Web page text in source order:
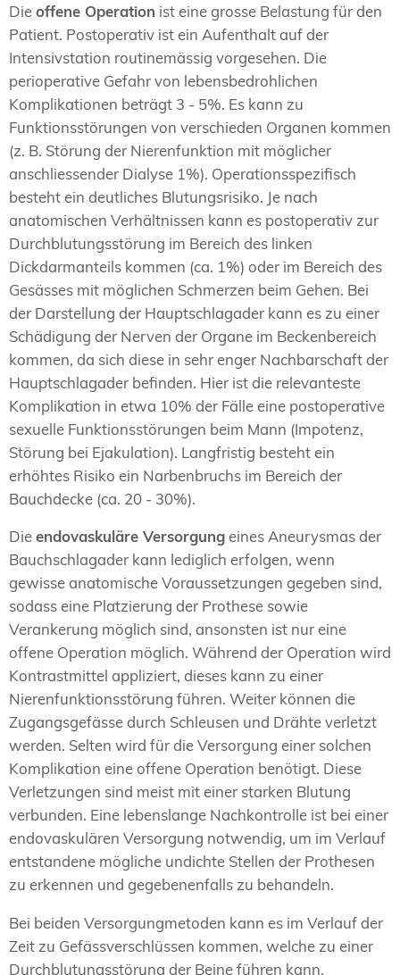
Dieoffene Operation ist eine grosse Belastung für den
Patient. Postoperativ ist ein Aufenthalt auf der
Intensivstation routinemässig vorgesehen. Die
perioperative Gefahr von lebensbedrohlichen
Komplikationen beträgt 3 - 5%. Es kann zu
Funktionsstörungen von verschieden Organen kommen
(z. B. Störung der Nierenfunktion mit möglicher
anschliessender Dialyse 1%). Operationsspezifisch
besteht ein deutliches Blutungsrisiko. Je nach
anatomischen Verhältnissen kann es postoperativ zur
Durchblutungsstörung im Bereich des linken
Dickdarmanteils kommen (ca. 1%) oder im Bereich des
Gesässes mit möglichen Schmerzen beim Gehen. Bei
der Darstellung der Hauptschlagader kann es zu einer
Schädigung der Nerven der Organe im Beckenbereich
kommen, da sich diese in sehr enger Nachbarschaft der
Hauptschlagader befinden. Hier ist die relevanteste
Komplikation in etwa 10% der Fälle eine postoperative
sexuelle Funktionsstörungen beim Mann (Impotenz,
Störung bei Ejakulation). Langfristig besteht ein
erhöhtes Risiko ein Narbenbruchs im Bereich der
Bauchdecke (ca. 20 - 30%).
Dieendovaskuläre Versorgungeines Aneurysmas der
Bauchschlagader kann lediglich erfolgen, wenn
gewisse anatomische Voraussetzungen gegeben sind,
sodass eine Platzierung der Prothese sowie
Verankerung möglich sind, ansonsten ist nur eine
offene Operation möglich. Während der Operation wird
Kontrastmittel appliziert, dieses kann zu einer
Nierenfunktionsstörung führen. Weiter können die
Zugangsgefässe durch Schleusen und Drähte verletzt
werden. Selten wird für die Versorgung einer solchen
Komplikation eine offene Operation benötigt. Diese
Verletzungen sind meist mit einer starken Blutung
verbunden. Eine lebenslange Nachkontrolle ist bei einer
endovaskulären Versorgung notwendig, um im Verlauf
entstandene mögliche undichte Stellen der Prothesen
zu erkennen und gegebenenfalls zu behandeln.
Bei beiden Versorgungmetoden kann es im Verlauf der
Zeit zu Gefässverschlüssen kommen, welche zu einer
Durchblutungsstörung der Beine führen kann.